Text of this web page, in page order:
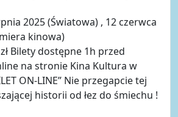
2025 (Światowa) , 12 czerwca
kinowa)
Bilety dostępne 1h przed
na stronie Kina Kultura w
ON-LINE” Nie przegapcie tej
historii od łez do śmiechu !